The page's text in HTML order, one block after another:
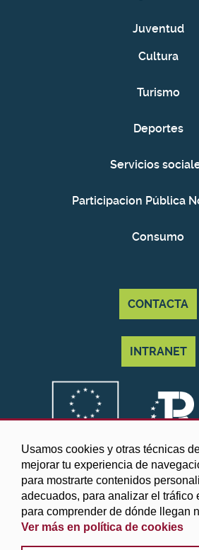
Usamos cookies y otras técnicas
mejorar tu experiencia de
para mostrarte contenidos
adecuados, para analizar el tráfico
para comprender de dónde llegan
Ver más en política de cookies
Juventud
Cultura
Turismo
Deportes
Servicios
Participacion Pública
Consumo
CONTACTA
INTRANET